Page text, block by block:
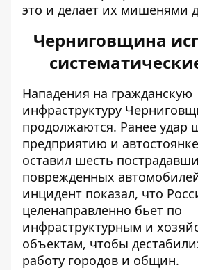
это и делает их мишенями
Черниговщина
Нападения на гражданскую
инфраструктуру
продолжаются. Ранее удар
предприятию и
оставил шесть
поврежденных
инцидент показал, что
целенаправленно бьет по
инфраструктурным и
объектам, чтобы
работу городов и общин.